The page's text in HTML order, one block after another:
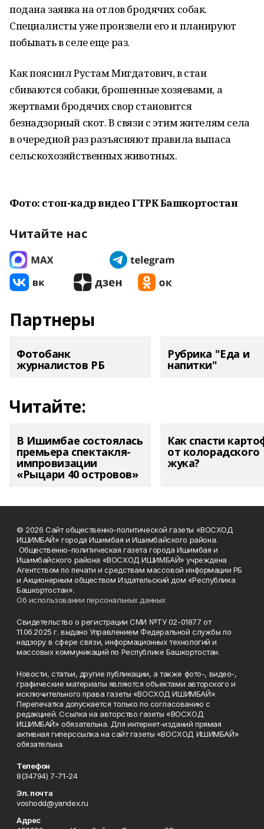
подана заявка на отлов бродячих собак.
Специалисты уже произвели его и планируют
побывать в селе еще раз.
Как пояснил Рустам Мигдатович, в стаи
сбиваются собаки, брошенные хозяевами, а
жертвами бродячих свор становится
безнадзорный скот. В связи с этим жителям села
в очередной раз разъясняют правила выпаса
сельскохозяйственных животных.
Фото: стоп-кадр видео ГТРК Башкортостан
Читайте нас
Партнеры
Фотобанк
журналистов РБ
Рубрика "Еда и
напитки"
Читайте:
В Ишимбае состоялась
премьера спектакля-
импровизации
«Рыцари 40 островов»
Как спасти
от колорадского
жука?
© 2026 Сайт общественно-политической газеты «ВОСХОД
ИШИМБАЙ» города Ишимбая и Ишимбайского района.
Общественно-политическая газета города Ишимбая и
Ишимбайского района «ВОСХОД ИШИМБАЙ» учреждена
Агентством по печати и средствам массовой информации РБ
и Акционерным обществом Издательский дом «Республика
Башкортостан».
Об использовании персональных данных
Свидетельство о регистрации СМИ №ТУ 02-01877 от
11.06.2025 г. выдано Управлением Федеральной службы по
надзору в сфере связи, информационных технологий и
массовых коммуникаций по Республике Башкортостан.
Новости, статьи, другие публикации, а также фото-, видео-,
графические материалы являются объектами авторского и
исключительного права газеты «ВОСХОД ИШИМБАЙ».
Перепечатка допускается только по согласованию с
редакцией. Ссылка на авторство газеты «ВОСХОД
ИШИМБАЙ» обязательна. Для интернет-изданий прямая
активная гиперссылка на сайт газеты «ВОСХОД ИШИМБАЙ»
обязательна.
Телефон
8(34794) 7-71-24
Эл. почта
voshodd@yandex.ru
Адрес